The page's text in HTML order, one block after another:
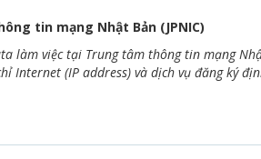
tin mạng Nhật Bản (JPNIC)
làm việc tại Trung tâm thông tin mạng
Internet (IP address) và dịch vụ đăng ký